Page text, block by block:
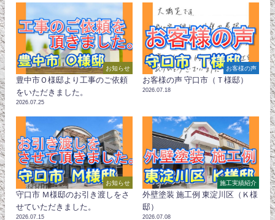
お知らせ
豊中市Ｏ様邸より工事のご依頼
をいただきました。
2026.07.25
お客様の声
お客様の声 守口市（Ｔ様邸）
2026.07.18
お知らせ
守口市 Ｍ様邸のお引き渡しをさ
せていただきました。
2026.07.15
施工実績紹介
外壁塗装 施工例 東淀川区（Ｋ様
邸）
2026.07.08